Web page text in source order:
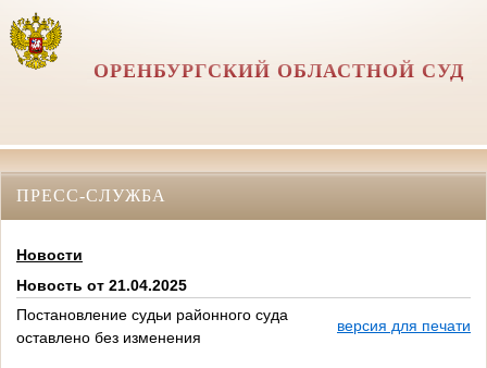
ОРЕНБУРГСКИЙ ОБЛАСТНОЙ СУД
ПРЕСС-СЛУЖБА
Новости
Новость от 21.04.2025
Постановление судьи районного суда
оставлено без изменения
версия для печати